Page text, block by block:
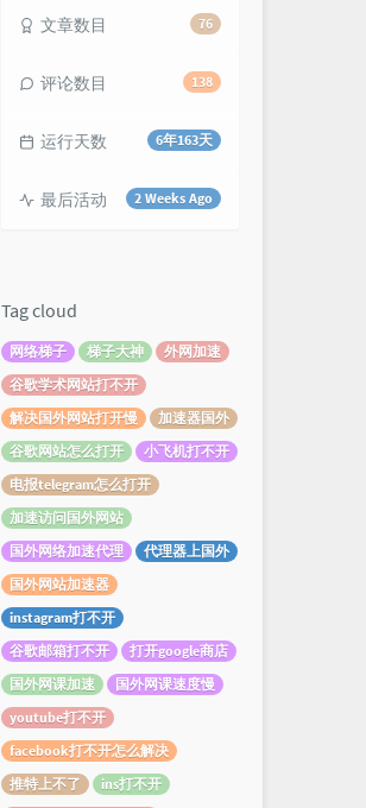
76
文章数目
138
评论数目
6年163天
运行天数
2 Weeks Ago
最后活动
Tag cloud
网络梯子 梯子大神
外网加速
谷歌学术网站打不开
解决国外网站打开慢
加速器国外
谷歌网站怎么打开
小飞机打不开
电报telegram怎么打开
加速访问国外网站
国外网络加速代理
代理器上国外
国外网站加速器
instagram打不开
谷歌邮箱打不开
打开google商店
国外网课加速
国外网课速度慢
youtube打不开
facebook打不开怎么解决
推特上不了
ins打不开